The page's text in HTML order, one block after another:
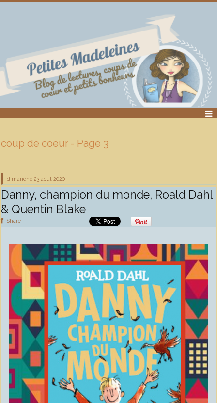
coup de coeur - Page 3
dimanche 23 août 2020
Danny, champion du monde, Roald Dahl
& Quentin Blake
Share